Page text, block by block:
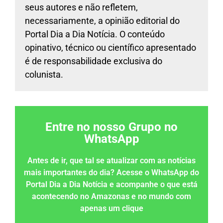
seus autores e não refletem,
necessariamente, a opinião editorial do
Portal Dia a Dia Notícia. O conteúdo
opinativo, técnico ou científico apresentado
é de responsabilidade exclusiva do
colunista.
Entre no nosso Grupo no
WhatsApp
Antes de ir, que tal se atualizar com as notícias
mais importantes do dia? Acesse o WhatsApp do
Portal Dia a Dia Notícia e acompanhe o que está
acontecendo no Amazonas e no mundo com
apenas um clique